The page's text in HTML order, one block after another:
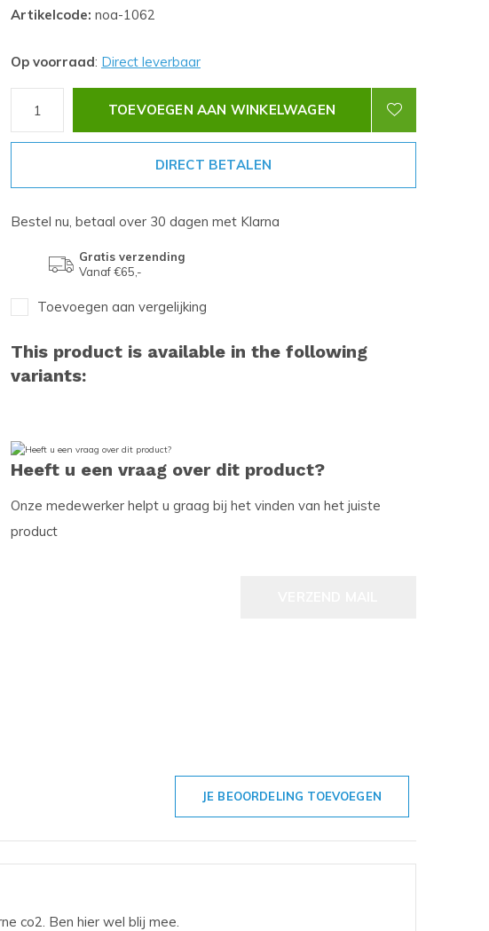
Artikelcode: noa-1062
Op voorraad: Direct leverbaar
TOEVOEGEN AAN WINKELWAGEN
DIRECT BETALEN
Bestel nu, betaal over 30 dagen met Klarna
Gratis verzending
Vanaf €65,-
Toevoegen aan vergelijking
This product is available in the following
variants:
Heeft u een vraag over dit product?
Onze medewerker helpt u graag bij het vinden van het juiste
product
JE BEOORDELING TOEVOEGEN
co2. Ben hier wel blij mee.